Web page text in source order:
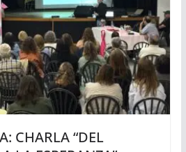
CHARLA “DEL